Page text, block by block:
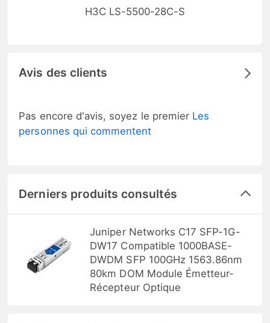
H3C LS-5500-28C-S
Avis des clients
Pas encore d'avis, soyez le premier Les
personnes qui commentent
Derniers produits consultés
Juniper Networks C17 SFP-1G-
DW17 Compatible 1000BASE-
DWDM SFP 100GHz 1563.86nm
80km DOM Module Émetteur-
Récepteur Optique